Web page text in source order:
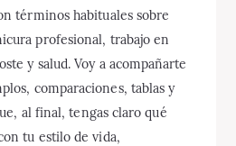
términos habituales sobre
profesional, trabajo en
y salud. Voy a acompañarte
comparaciones, tablas y
al final, tengas claro qué
tu estilo de vida,